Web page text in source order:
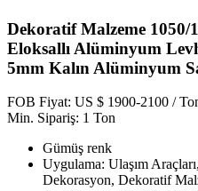
Dekoratif Malzeme 1050/
Eloksallı Alüminyum
5mm Kalın Alüminyum
FOB Fiyat: US $ 1900-2100 /
Min. Sipariş: 1 Ton
Gümüş renk
Uygulama: Ulaşım
Dekorasyon, Dekoratif